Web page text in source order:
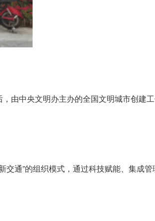
由中央文明办主办的全国文明城市创建
通”的组织模式，通过科技赋能、集成